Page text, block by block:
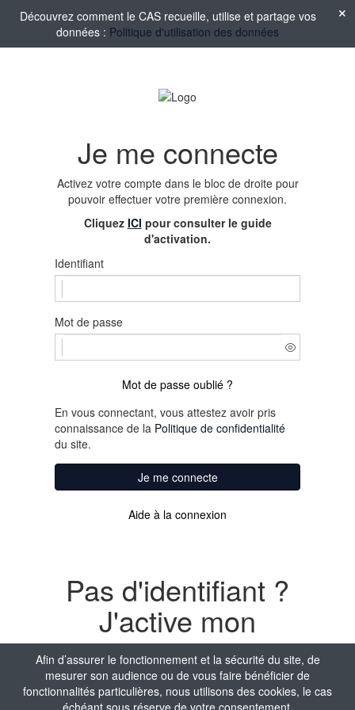
Afin d’assurer le fonctionnement et la sécurité du site, de
mesurer son audience ou de vous faire bénéficier de
fonctionnalités particulières, nous utilisons des cookies, le cas
échéant sous réserve de votre consentement.
Découvrez comment le CAS recueille, utilise et partage vos
données : Politique d'utilisation des données
Je me connecte
Activez votre compte dans le bloc de droite pour
pouvoir effectuer votre première connexion.
Cliquez ICI pour consulter le guide
d'activation.
Identifiant
Mot de passe
Mot de passe oublié ?
En vous connectant, vous attestez avoir pris
connaissance de la Politique de confidentialité
du site.
Je me connecte
Aide à la connexion
Pas d'identifiant ?
J'active mon
compte
Nom